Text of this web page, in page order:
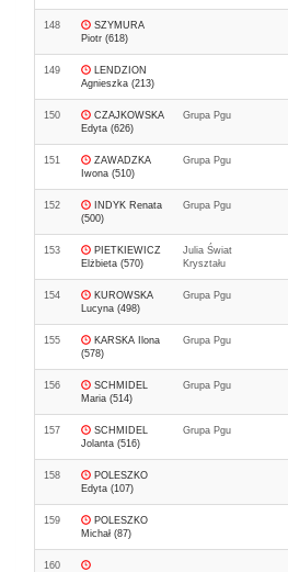
148
SZYMURA
Piotr (618)
149
LENDZION
Agnieszka (213)
150
CZAJKOWSKA
Edyta (626)
Grupa Pgu
151
ZAWADZKA
Iwona (510)
Grupa Pgu
152
INDYK Renata
(500)
Grupa Pgu
153
PIETKIEWICZ
Elżbieta (570)
Julia Świat
Kryształu
154
KUROWSKA
Lucyna (498)
Grupa Pgu
155
KARSKA Ilona
(578)
Grupa Pgu
156
SCHMIDEL
Maria (514)
Grupa Pgu
157
SCHMIDEL
Jolanta (516)
Grupa Pgu
158
POLESZKO
Edyta (107)
159
POLESZKO
Michał (87)
160